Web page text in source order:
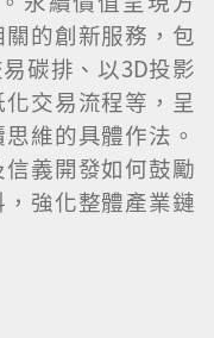
的創新服務，包
碳排、以3D投影
交易流程等，呈
維的具體作法。
義開發如何鼓勵
強化整體產業鏈